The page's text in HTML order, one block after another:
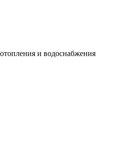
и водоснабжения